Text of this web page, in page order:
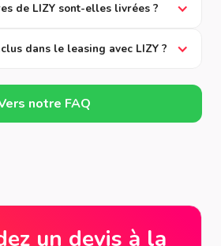
de LIZY sont-elles livrées ?
dans le leasing avec LIZY ?
notre FAQ
un devis à la